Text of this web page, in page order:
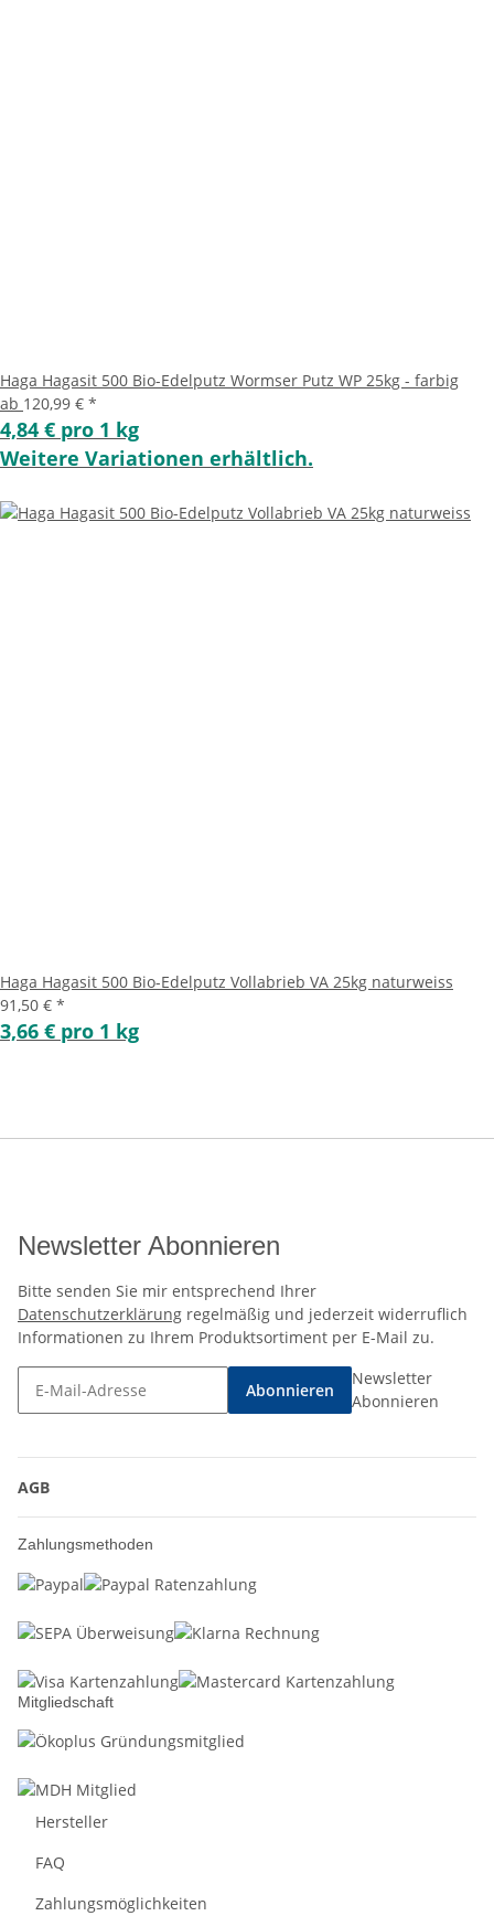
Haga Hagasit 500 Bio-Edelputz Wormser Putz WP 25kg - farbig
ab 120,99 € *
4,84 € pro 1 kg
Weitere Variationen erhältlich.
Haga Hagasit 500 Bio-Edelputz Vollabrieb VA 25kg naturweiss
91,50 € *
3,66 € pro 1 kg
Newsletter Abonnieren
Bitte senden Sie mir entsprechend Ihrer
Datenschutzerklärung regelmäßig und jederzeit widerruflich
Informationen zu Ihrem Produktsortiment per E-Mail zu.
Abonnieren
Newsletter
Abonnieren
AGB
Zahlungsmethoden
Mitgliedschaft
Hersteller
FAQ
Zahlungsmöglichkeiten